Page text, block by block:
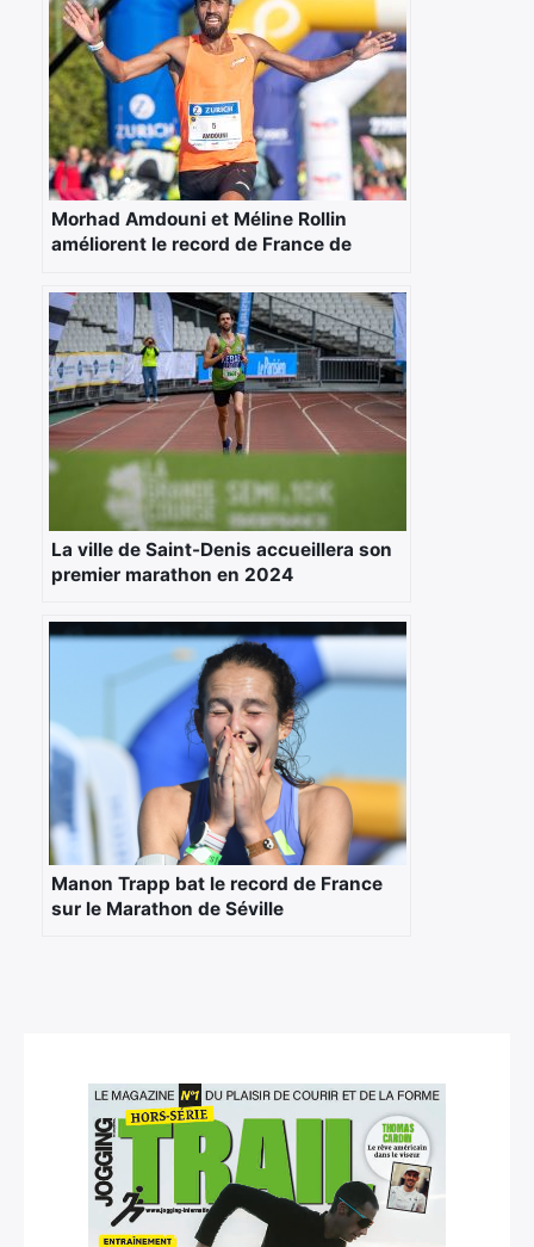
Morhad Amdouni et Méline Rollin
améliorent le record de France de
La ville de Saint-Denis accueillera son
premier marathon en 2024
Manon Trapp bat le record de France
sur le Marathon de Séville